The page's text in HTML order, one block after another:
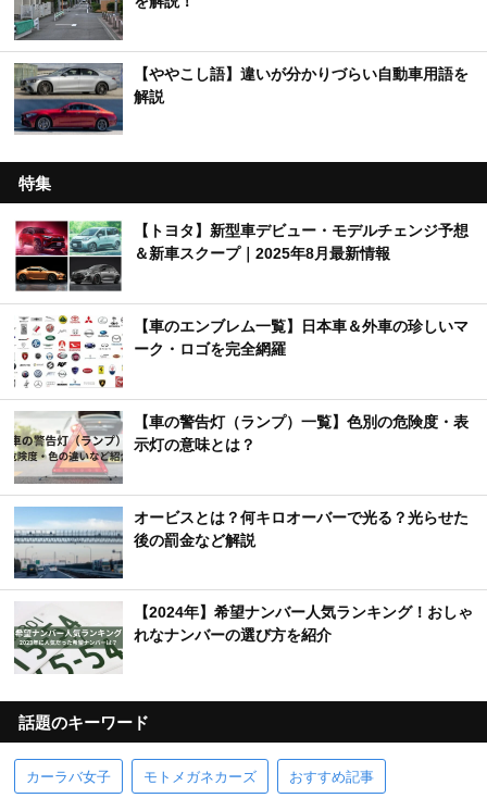
【ややこし語】違いが分かりづらい自動車用語を
解説
特集
【トヨタ】新型車デビュー・モデルチェンジ予想
＆新車スクープ｜2025年8月最新情報
【車のエンブレム一覧】日本車＆外車の珍しいマ
ーク・ロゴを完全網羅
【車の警告灯（ランプ）一覧】色別の危険度・表
示灯の意味とは？
オービスとは？何キロオーバーで光る？光らせた
後の罰金など解説
【2024年】希望ナンバー人気ランキング！おしゃ
れなナンバーの選び方を紹介
話題のキーワード
カーラバ女子 モトメガネカーズ おすすめ記事